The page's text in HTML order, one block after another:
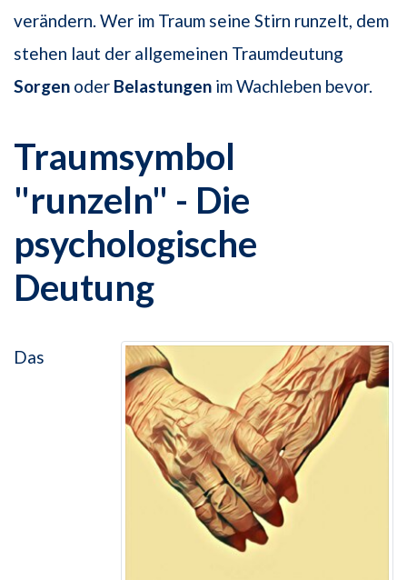
verändern. Wer im Traum seine Stirn runzelt, dem
stehen laut der allgemeinen Traumdeutung
Sorgen oder Belastungen im Wachleben bevor.
Traumsymbol
"runzeln" - Die
psychologische
Deutung
Das